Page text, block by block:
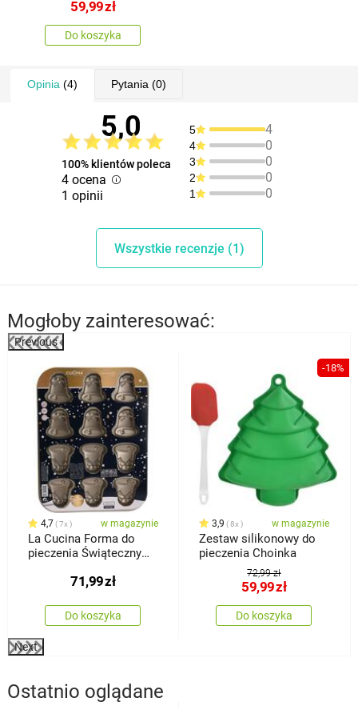
59,99zł
Do koszyka
Opinia(4) Pytania(0)
5,0
100% klientów poleca
4 ocena
1 opinii
5 4
4 0
3 0
2 0
1 0
Wszystkie recenzje (1)
Mogłoby zainteresować:
Previous
4,7 7x w magazynie
La Cucina Forma do
pieczenia Świąteczny
71,99zł
Do koszyka
-18%
3,9 8x w magazynie
Zestaw silikonowy do
pieczenia Choinka
72,99 zł
59,99zł
Do koszyka
Next
Ostatnio oglądane